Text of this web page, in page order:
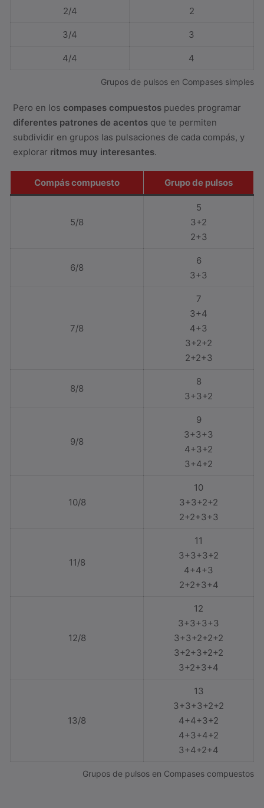
2/4 2
3/4 3
4/4 4
Grupos de pulsos en Compases simples
Pero en los compases compuestos puedes programar
diferentes patrones de acentos que te permiten
subdividir en grupos las pulsaciones de cada compás, y
explorar ritmos muy interesantes.
Compás compuesto Grupo de pulsos
5/8
5
3+2
2+3
6/8
6
3+3
7/8
7
3+4
4+3
3+2+2
2+2+3
8/8
8
3+3+2
9/8
9
3+3+3
4+3+2
3+4+2
10/8
10
3+3+2+2
2+2+3+3
11/8
11
3+3+3+2
4+4+3
2+2+3+4
12/8
12
3+3+3+3
3+3+2+2+2
3+2+3+2+2
3+2+3+4
13/8
13
3+3+3+2+2
4+4+3+2
4+3+4+2
3+4+2+4
Grupos de pulsos en Compases compuestos